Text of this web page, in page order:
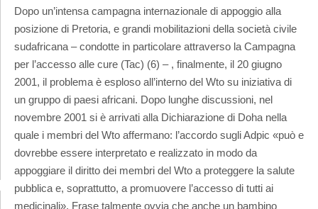
Dopo un’intensa campagna internazionale di appoggio alla
posizione di Pretoria, e grandi mobilitazioni della società civile
sudafricana – condotte in particolare attraverso la Campagna
per l’accesso alle cure (Tac) (6) – , finalmente, il 20 giugno
2001, il problema è esploso all’interno del Wto su iniziativa di
un gruppo di paesi africani. Dopo lunghe discussioni, nel
novembre 2001 si è arrivati alla Dichiarazione di Doha nella
quale i membri del Wto affermano: l’accordo sugli Adpic «può e
dovrebbe essere interpretato e realizzato in modo da
appoggiare il diritto dei membri del Wto a proteggere la salute
pubblica e, soprattutto, a promuovere l’accesso di tutti ai
medicinali». Frase talmente ovvia che anche un bambino